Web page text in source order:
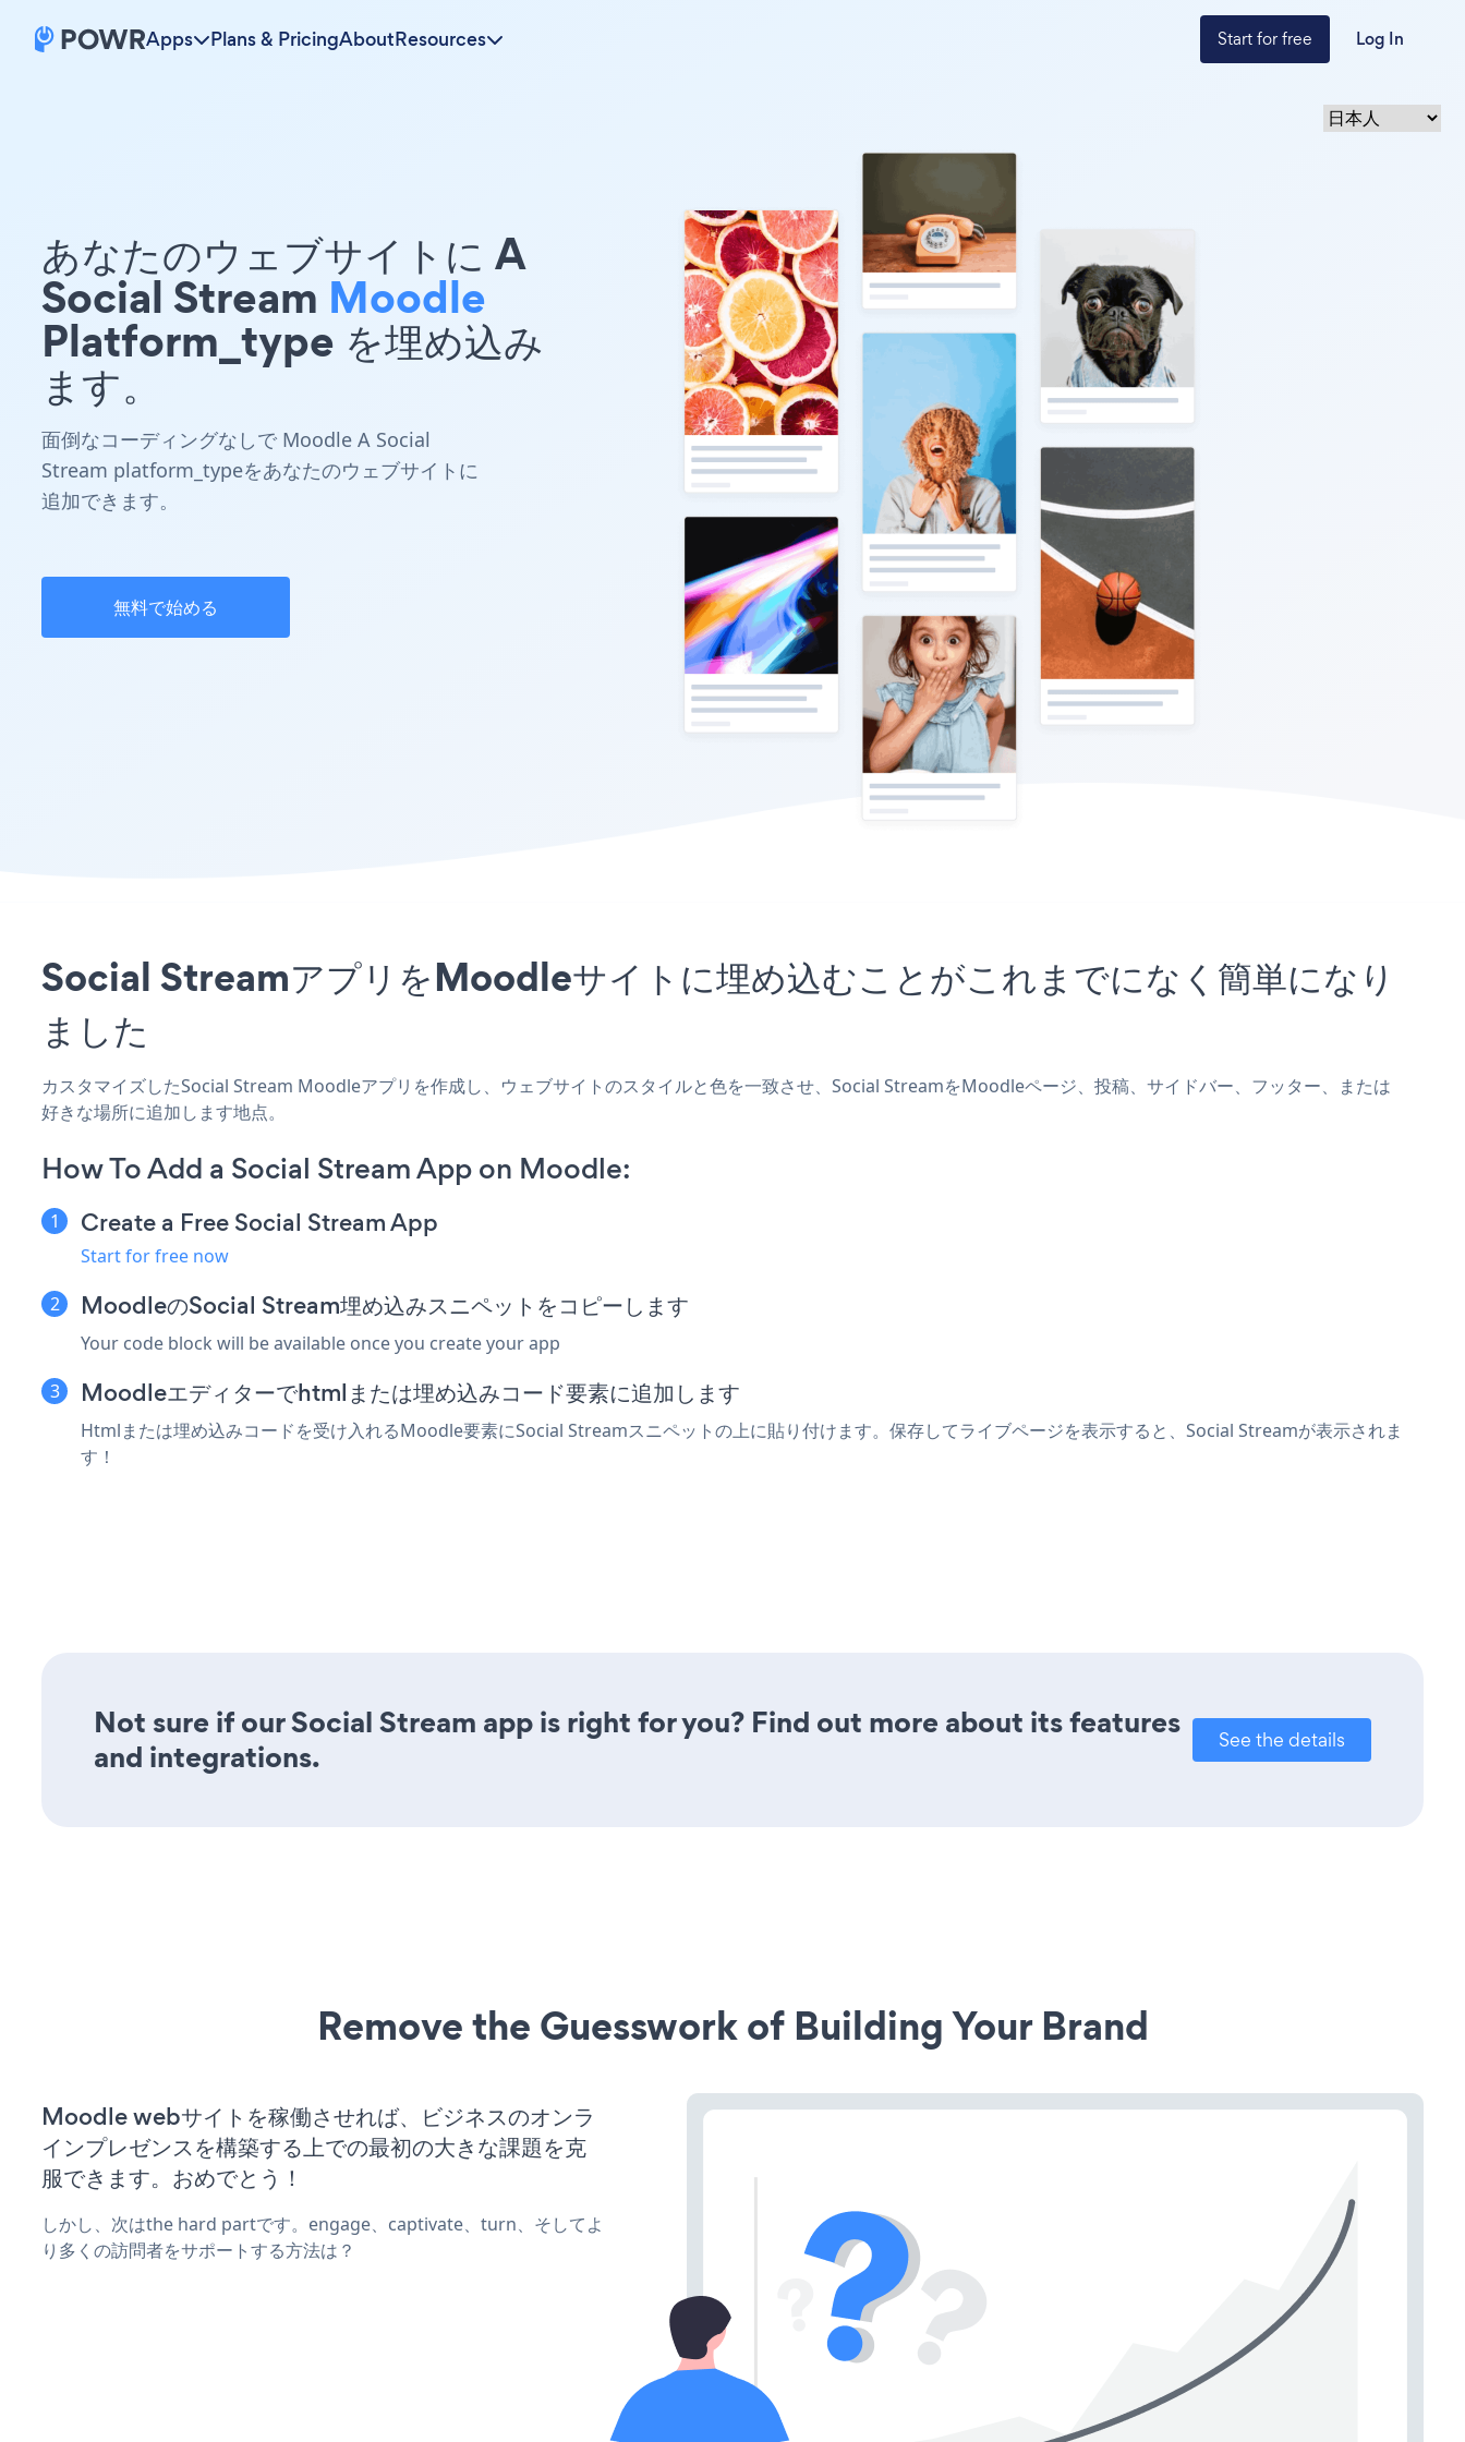
Apps Plans & PricingAboutResources Start for free Log In
あなたのウェブサイトに A
Social Stream Moodle
Platform_type を埋め込み
ます。
面倒なコーディングなしで Moodle A Social
Stream platform_typeをあなたのウェブサイトに
追加できます。
無料で始める
Social StreamアプリをMoodleサイトに埋め込むことがこれまでになく簡単になり
ました
カスタマイズしたSocial Stream Moodleアプリを作成し、ウェブサイトのスタイルと色を一致させ、Social StreamをMoodleページ、投稿、サイドバー、フッター、または
好きな場所に追加します地点。
How To Add a Social Stream App on Moodle:
Create a Free Social Stream App
Start for free now
MoodleのSocial Stream埋め込みスニペットをコピーします
Your code block will be available once you create your app
Moodleエディターでhtmlまたは埋め込みコード要素に追加します
Htmlまたは埋め込みコードを受け入れるMoodle要素にSocial Streamスニペットの上に貼り付けます。保存してライブページを表示すると、Social Streamが表示されま
す！
Not sure if our Social Stream app is right for you? Find out more about its features
and integrations.
See the details
Remove the Guesswork of Building Your Brand
Moodle webサイトを稼働させれば、ビジネスのオンラ
インプレゼンスを構築する上での最初の大きな課題を克
服できます。おめでとう！
しかし、次はthe hard partです。engage、captivate、turn、そしてよ
り多くの訪問者をサポートする方法は？